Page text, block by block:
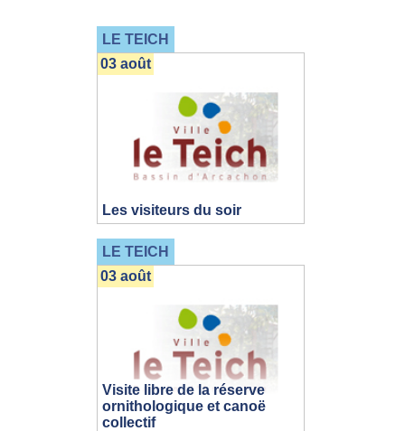
LE TEICH
Les visiteurs du soir
03 août
LE TEICH
Visite libre de la réserve
ornithologique et canoë
collectif
03 août